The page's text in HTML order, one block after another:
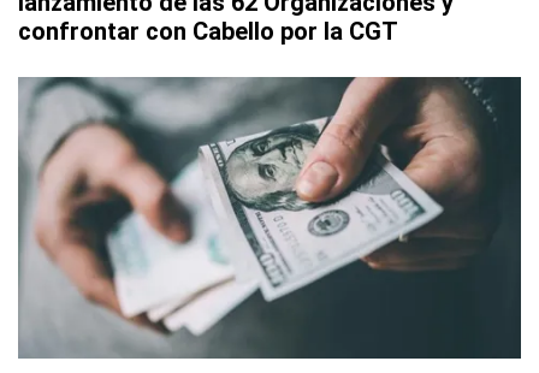
confrontar con Cabello por la CGT